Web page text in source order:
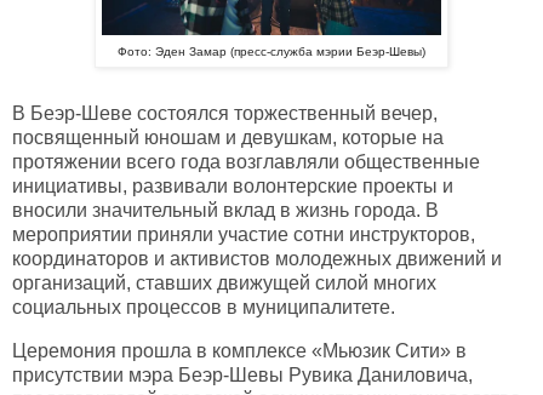
Фото: Эден Замар (пресс-служба мэрии Беэр-Шевы)
В Беэр-Шеве состоялся торжественный вечер,
посвященный юношам и девушкам, которые на
протяжении всего года возглавляли общественные
инициативы, развивали волонтерские проекты и
вносили значительный вклад в жизнь города. В
мероприятии приняли участие сотни инструкторов,
координаторов и активистов молодежных движений и
организаций, ставших движущей силой многих
социальных процессов в муниципалитете.
Церемония прошла в комплексе «Мьюзик Сити» в
присутствии мэра Беэр-Шевы Рувика Даниловича,